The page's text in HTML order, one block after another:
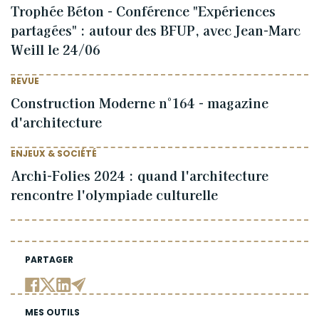
PARTAGER
MES OUTILS
Trophée Béton - Conférence "Expériences
partagées" : autour des BFUP, avec Jean-Marc
Weill le 24/06
REVUE
Construction Moderne n°164 - magazine
d'architecture
ENJEUX & SOCIÉTÉ
Archi-Folies 2024 : quand l'architecture
rencontre l'olympiade culturelle